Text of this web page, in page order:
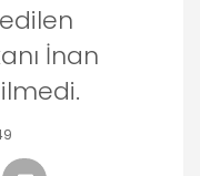
İnan